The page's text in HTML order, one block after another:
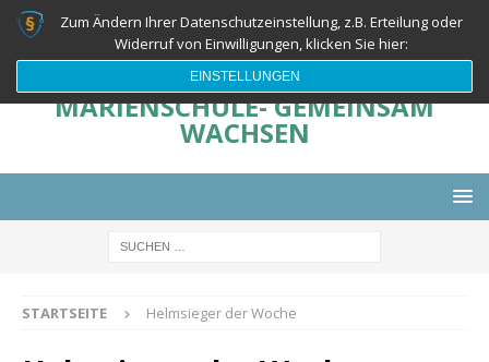
MARIENSCHULE- GEMEINSAM
WACHSEN
STARTSEITE Helmsieger der Woche
Zum Ändern Ihrer Datenschutzeinstellung, z.B. Erteilung oder
Widerruf von Einwilligungen, klicken Sie hier:
EINSTELLUNGEN